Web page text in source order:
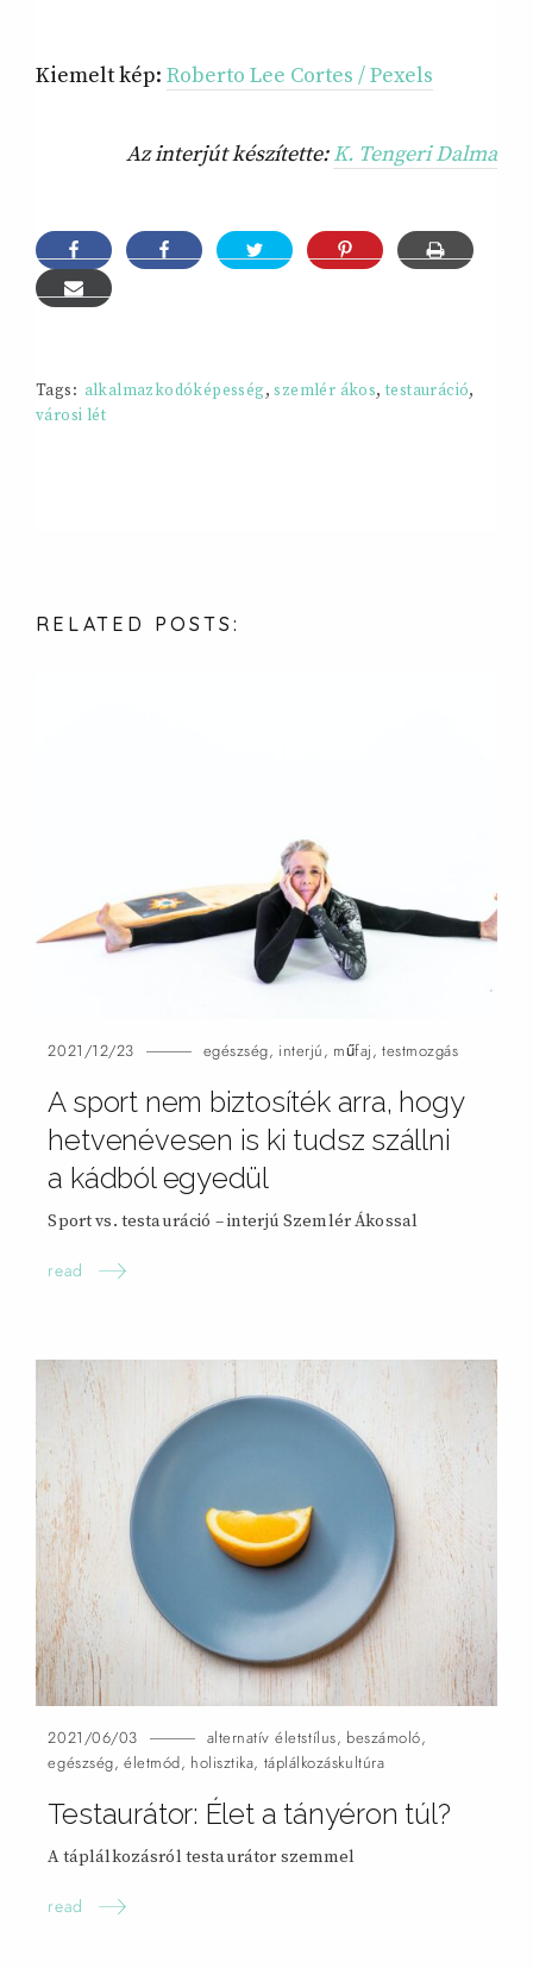
Kiemelt kép: Roberto Lee Cortes / Pexels
Az interjút készítette:K. Tengeri Dalma
Tags: alkalmazkodóképesség,szemlér ákos,testauráció,
városi lét
RELATED POSTS:
2021/12/23 egészség, interjú, műfaj,testmozgás
A sport nem biztosíték arra, hogy
hetvenévesen is ki tudsz szállni
a kádból egyedül
Sport vs. testauráció – interjú Szemlér Ákossal
read
2021/06/03 alternatív életstílus, beszámoló,
egészség, életmód, holisztika, táplálkozáskultúra
Testaurátor: Élet a tányéron túl?
A táplálkozásról testaurátor szemmel
read